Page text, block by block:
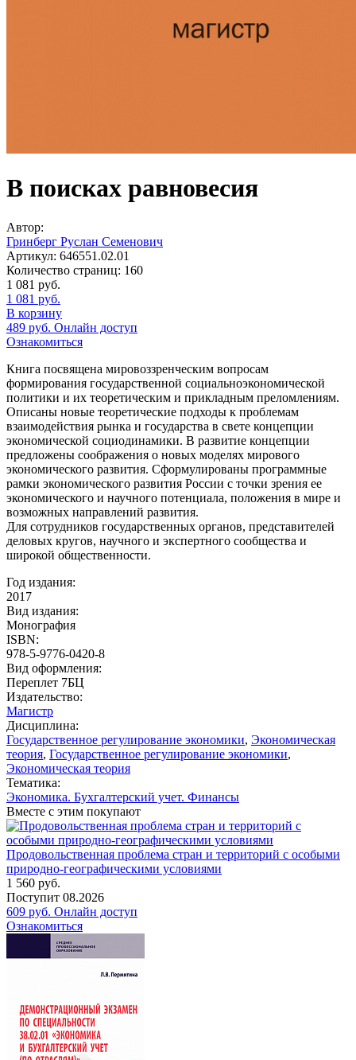
В поисках равновесия
Автор:
Гринберг Руслан Семенович
Артикул: 646551.02.01
Количество страниц: 160
1 081 руб.
1 081 руб.
В корзину
489 руб. Онлайн доступ
Ознакомиться
Книга посвящена мировоззренческим вопросам
формирования государственной социальноэкономической
политики и их теоретическим и прикладным преломлениям.
Описаны новые теоретические подходы к проблемам
взаимодействия рынка и государства в свете концепции
экономической социодинамики. В развитие концепции
предложены соображения о новых моделях мирового
экономического развития. Сформулированы программные
рамки экономического развития России с точки зрения ее
экономического и научного потенциала, положения в мире и
возможных направлений развития.
Для сотрудников государственных органов, представителей
деловых кругов, научного и экспертного сообщества и
широкой общественности.
Год издания:
2017
Вид издания:
Монография
ISBN:
978-5-9776-0420-8
Вид оформления:
Переплет 7БЦ
Издательство:
Магистр
Дисциплина:
Государственное регулирование экономики, Экономическая
теория, Государственное регулирование экономики,
Экономическая теория
Тематика:
Экономика. Бухгалтерский учет. Финансы
Вместе с этим покупают
Продовольственная проблема стран и территорий с особыми
природно-географическими условиями
1 560 руб.
Поступит 08.2026
609 руб. Онлайн доступ
Ознакомиться